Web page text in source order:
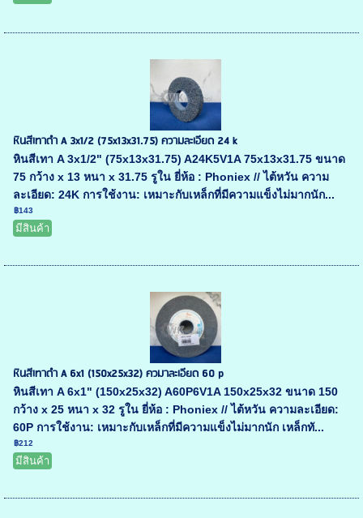
หินสีเทาดำ A 3x1/2 (75x13x31.75) ความละเอียด 24 k
หินสีเทา A 3x1/2" (75x13x31.75) A24K5V1A 75x13x31.75 ขนาด
75 กว้าง x 13 หนา x 31.75 รูใน ยี่ห้อ : Phoniex // ไต้หวัน ความ
ละเอียด: 24K การใช้งาน: เหมาะกับเหล็กที่มีความแข็งไม่มากนัก...
฿143
มีสินค้า
หินสีเทาดำ A 6x1 (150x25x32) ควมาละเอียด 60 p
หินสีเทา A 6x1" (150x25x32) A60P6V1A 150x25x32 ขนาด 150
กว้าง x 25 หนา x 32 รูใน ยี่ห้อ : Phoniex // ไต้หวัน ความละเอียด:
60P การใช้งาน: เหมาะกับเหล็กที่มีความแข็งไม่มากนัก เหล็กทั...
฿212
มีสินค้า